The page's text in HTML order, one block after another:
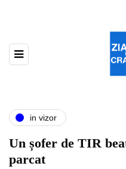
in vizor
Un șofer de TIR
parcat